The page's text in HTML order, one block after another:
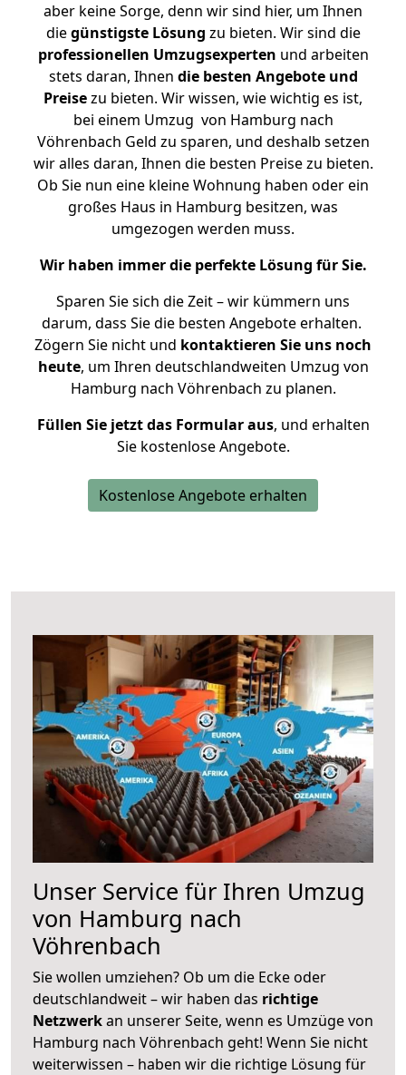
aber keine Sorge, denn wir sind hier, um Ihnen
diegünstigste Lösung zu bieten. Wir sind die
professionellen Umzugsexperten und arbeiten
stets daran, Ihnen die besten Angebote und
Preisezu bieten. Wir wissen, wie wichtig es ist,
bei einem Umzug von Hamburg nach
Vöhrenbach Geld zu sparen, und deshalb setzen
wir alles daran, Ihnen die besten Preise zu bieten.
Ob Sie nun eine kleine Wohnung haben oder ein
großes Haus in Hamburg besitzen, was
umgezogen werden muss.
Wir haben immer die perfekte Lösung für Sie.
Sparen Sie sich die Zeit – wir kümmern uns
darum, dass Sie die besten Angebote erhalten.
Zögern Sie nicht und kontaktieren Sie uns noch
heute, um Ihren deutschlandweiten Umzug von
Hamburg nach Vöhrenbach zu planen.
Füllen Sie jetzt das Formular aus, und erhalten
Sie kostenlose Angebote.
Kostenlose Angebote erhalten
Unser Service für Ihren Umzug
von Hamburg nach
Vöhrenbach
Sie wollen umziehen? Ob um die Ecke oder
deutschlandweit – wir haben das richtige
Netzwerkan unserer Seite, wenn es Umzüge von
Hamburg nach Vöhrenbach geht! Wenn Sie nicht
weiterwissen – haben wir die richtige Lösung für